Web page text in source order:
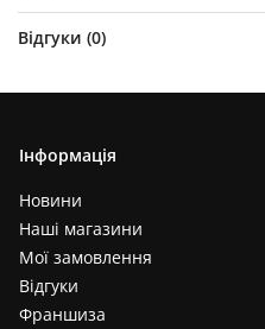
Відгуки (0)
Інформація
Новини
Наші магазини
Мої замовлення
Відгуки
Франшиза